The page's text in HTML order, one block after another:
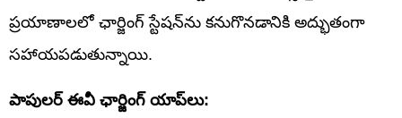
ప్రయాణాలలో ఛార్జింగ్ స్టేషన్‌ను కనుగొనడానికి అద్భుతంగా
సహాయపడుతున్నాయి.
పాపులర్ ఈవీ ఛార్జింగ్ యాప్‌లు: